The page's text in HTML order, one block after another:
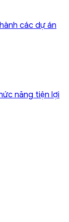
các dự án
năng tiện lợi